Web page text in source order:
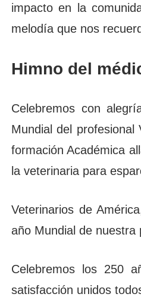
impacto en la
melodía que nos
Himno del
Celebremos con
Mundial del
formación Académica
la veterinaria para
Veterinarios de
año Mundial de nuestra
Celebremos los 250
satisfacción unidos